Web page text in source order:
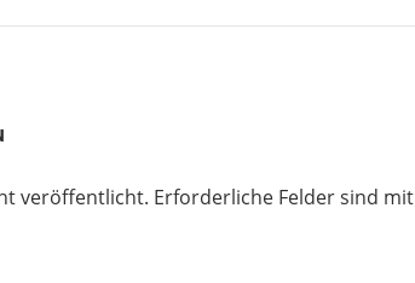
veröffentlicht. Erforderliche Felder sind mit